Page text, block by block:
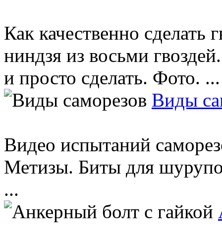
Как качественно сделать
ниндзя из восьми
и просто сделать. Фото. ...
Виды
Видео испытаний
Метизы. Биты для
...